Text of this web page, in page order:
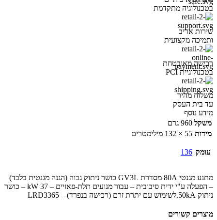
בטכנולוגיה מתקדמת
שירות אדיב
ותמיכה מקצועית
רכישה מאובטחת
בטכנולוגיית PCI
משלוח מהיר
עד בית העסק
מידע נוסף
משקל 960 גרם
מידות 55 × 132 מילימטרים
עומק 136
מתנע מגנטי 80A מסדרת GV3L כושר ניתוק גבוה (הגנה מגנטית בלבד)
– הפעלה ע"י ידית סיבובית – עבור מנועים תלת-פאזיים – 37 kW – כושר
ניתוק 50kA.לשימוש עם יתרת זרם (רכישה בנפרד) – LRD3365
מוצרים קשורים